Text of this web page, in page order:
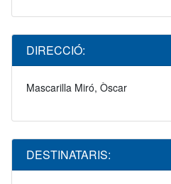
DIRECCIÓ:
Mascarilla Miró, Òscar
DESTINATARIS: